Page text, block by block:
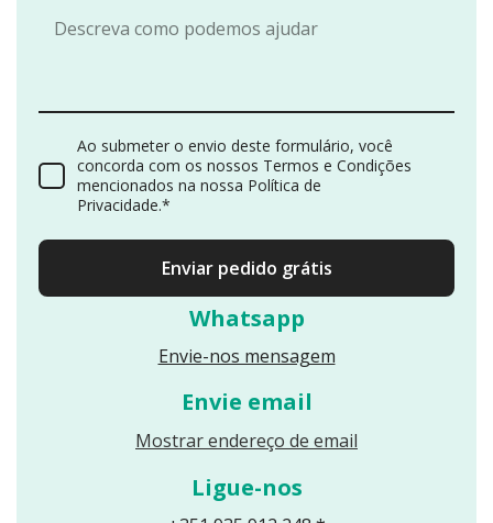
Whatsapp
Envie-nos mensagem
Envie email
Mostrar endereço de email
Ligue-nos
Ao submeter o envio deste formulário, você
concorda com os nossos Termos e Condições
mencionados na nossa Política de
Privacidade.*
Enviar pedido grátis